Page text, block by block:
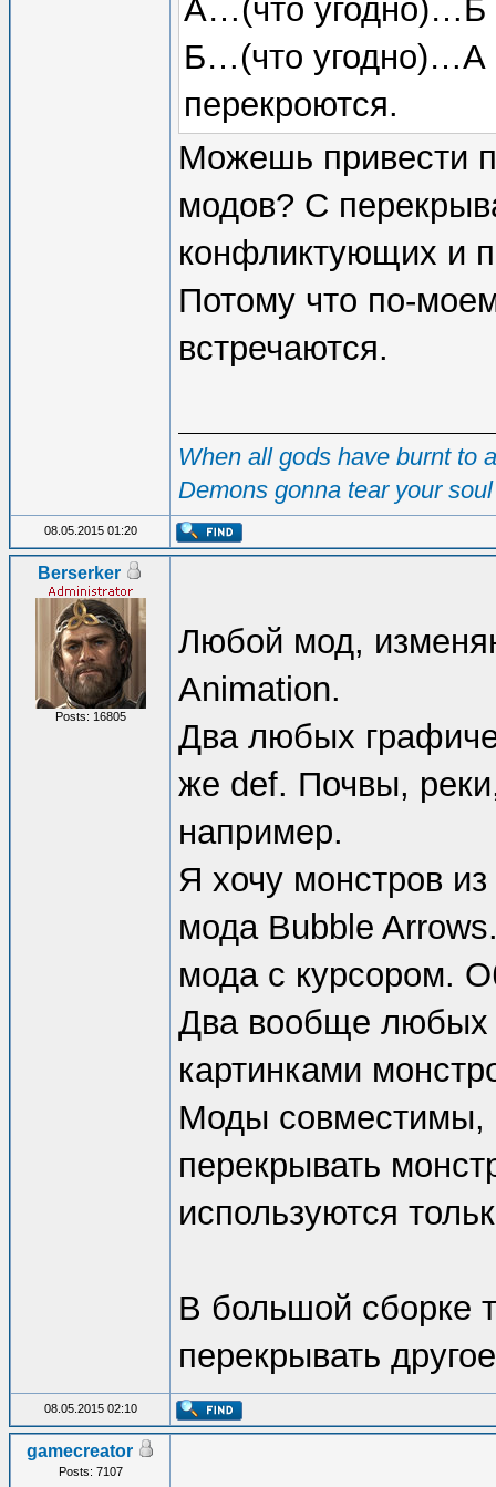
А…(что угодно)…Б
Б…(что угодно)…А
перекроются.
Можешь привести
модов? С
конфликтующих и
Потому что по-
встречаются.
When all gods have burnt to
Demons gonna tear your
08.05.2015 01:20
Berserker
Posts: 16805
Любой мод,
Animation.
Два любых
же def. Почвы,
например.
Я хочу монстров
мода Bubble
мода с курсором.
Два вообще
картинками
Моды совместимы,
перекрывать
используются
В большой сборке
перекрывать
08.05.2015 02:10
gamecreator
Posts: 7107